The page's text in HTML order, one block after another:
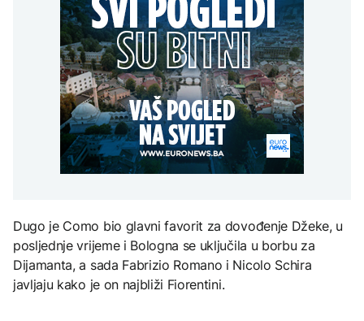
zaposlenih
AKTUELNO
Pretis i Sindikat zajedno
rade na unapređenju
zaštite na radu i uslova
zaposlenih
AKTUELNO
Dunav se povukao i
otkrio vijekovima
skrivene tajne: Od
mamuta do ratnih
brodova
Trump tvrdi: Pregovori
sa Teheranom idu dobro,
Hormuz se uskoro
otvara
FOKUS
Šumski požari u Španiji
zahvatili pet puta veću
površinu nego prošle
godine
na Mjesec
TEHNOLOGIJA
Britanska kraljevska
kovnica iz elektronskog
otpada izdvaja zlato
Ruska vakcina protiv
melanoma: Prvi pacijent
uskoro završava terapiju
Dugo je Como bio glavni favorit za dovođenje Džeke, u
posljednje vrijeme i Bologna se uključila u borbu za
Dijamanta, a sada Fabrizio Romano i Nicolo Schira
javljaju kako je on najbliži Fiorentini.